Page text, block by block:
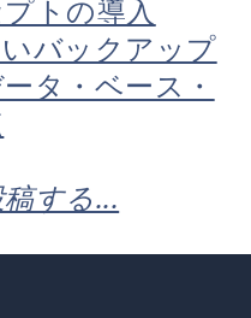
トの導入
バックアップ
タ・ベース・
する...